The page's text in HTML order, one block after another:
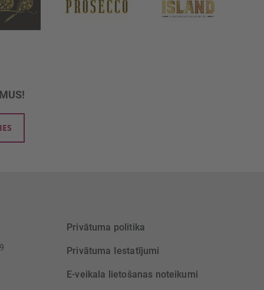
Privātuma politika
Privātuma Iestatījumi
E-veikala lietošanas noteikumi